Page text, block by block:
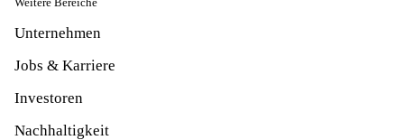
Unternehmen
Jobs & Karriere
Investoren
Nachhaltigkeit